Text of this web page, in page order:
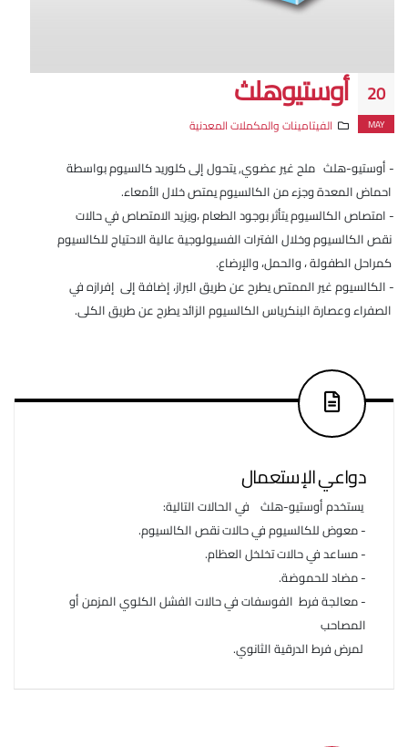
20
MAY
أوستيوهلث
الفيتامينات والمكملات المعدنية
- أوستيو-هلث ملح غير عضوي, يتحول إلى كلوريد كالسيوم بواسطة
احماض المعدة وجزء من الكالسيوم يمتص خلال الأمعاء.
- امتصاص الكالسيوم يتأثر بوجود الطعام ،ويزيد الامتصاص في حالات
نقص الكالسيوم وخلال الفترات الفسيولوجية عالية الاحتياج للكالسيوم
كمراحل الطفولة ، والحمل، والإرضاع.
- الكالسيوم غير الممتص يطرح عن طريق البراز، إضافة إلى إفرازه في
الصفراء وعصارة البنكرياس الكالسيوم الزائد يطرح عن طريق الكلى.
دواعي الإستعمال
يستخدم أوستيو-هلث في الحالات التالية:
- معوض للكالسيوم في حالات نقص الكالسيوم.
- مساعد في حالات تخلخل العظام.
- مضاد للحموضة.
- معالجة فرط الفوسفات في حالات الفشل الكلوي المزمن أو
المصاحب
لمرض فرط الدرقية الثانوي.